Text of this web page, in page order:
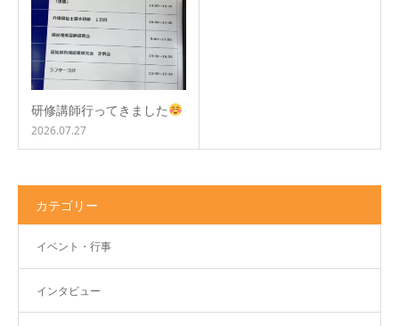
研修講師行ってきました
2026.07.27
カテゴリー
イベント・行事
インタビュー